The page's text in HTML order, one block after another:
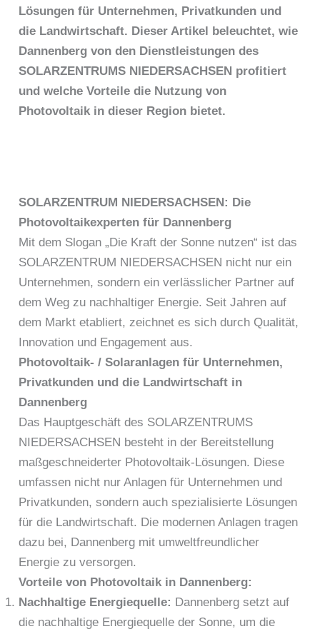
Lösungen für Unternehmen, Privatkunden und
die Landwirtschaft. Dieser Artikel beleuchtet, wie
Dannenberg von den Dienstleistungen des
SOLARZENTRUMS NIEDERSACHSEN profitiert
und welche Vorteile die Nutzung von
Photovoltaik in dieser Region bietet.
SOLARZENTRUM NIEDERSACHSEN: Die
Photovoltaikexperten für Dannenberg
Mit dem Slogan „Die Kraft der Sonne nutzen“ ist das
SOLARZENTRUM NIEDERSACHSEN nicht nur ein
Unternehmen, sondern ein verlässlicher Partner auf
dem Weg zu nachhaltiger Energie. Seit Jahren auf
dem Markt etabliert, zeichnet es sich durch Qualität,
Innovation und Engagement aus.
Photovoltaik- / Solaranlagen für Unternehmen,
Privatkunden und die Landwirtschaft in
Dannenberg
Das Hauptgeschäft des SOLARZENTRUMS
NIEDERSACHSEN besteht in der Bereitstellung
maßgeschneiderter Photovoltaik-Lösungen. Diese
umfassen nicht nur Anlagen für Unternehmen und
Privatkunden, sondern auch spezialisierte Lösungen
für die Landwirtschaft. Die modernen Anlagen tragen
dazu bei, Dannenberg mit umweltfreundlicher
Energie zu versorgen.
Vorteile von Photovoltaik in Dannenberg:
Nachhaltige Energiequelle: Dannenberg setzt auf
die nachhaltige Energiequelle der Sonne, um die